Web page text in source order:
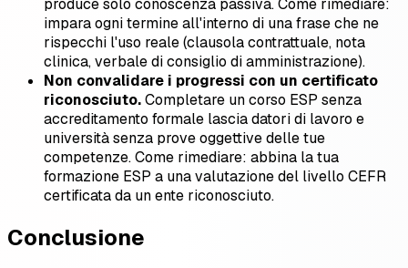
produce solo conoscenza passiva. Come rimediare:
impara ogni termine all'interno di una frase che ne
rispecchi l'uso reale (clausola contrattuale, nota
clinica, verbale di consiglio di amministrazione).
Non convalidare i progressi con un certificato
riconosciuto.Completare un corso ESP senza
accreditamento formale lascia datori di lavoro e
università senza prove oggettive delle tue
competenze. Come rimediare: abbina la tua
formazione ESP a una valutazione del livello CEFR
certificata da un ente riconosciuto.
Conclusione